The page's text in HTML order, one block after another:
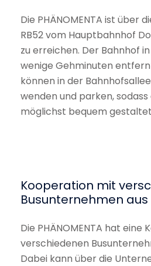
Die PHÄNOMENTA ist über
RB52 vom Hauptbahnhof
zu erreichen. Der Bahnhof
wenige Gehminuten
können in der
wenden und parken, sodass
möglichst bequem
Kooperation mit
Busunternehmen aus
Die PHÄNOMENTA hat eine
verschiedenen
Dabei kann über die